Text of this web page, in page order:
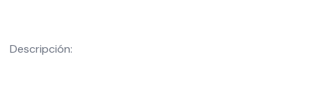
Descripción: